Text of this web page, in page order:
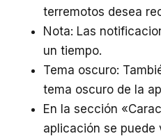
terremotos desea
Nota: Las
un tiempo.
Tema oscuro:
tema oscuro de la
En la sección
aplicación se puede